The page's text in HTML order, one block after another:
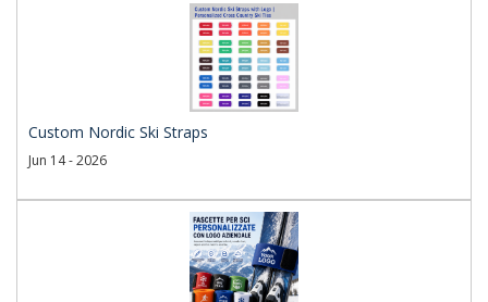
Custom Nordic Ski Straps
Jun 14 - 2026